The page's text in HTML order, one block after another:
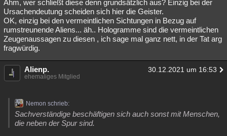
Ähm, wer schließt diese denn grundsätzlich aus? Einzig bei der
Ursachendeutung scheiden sich hier die Geister.
OK, einzig bei den vermeintlichen Sichtungen in Bezug auf
rumstreunende Aliens... äh.. Hologramme sind die vermeintlichen
Zeugenaussagen zu diesen , ich sage mal ganz nett, in der Tat arg
fragwürdig.
Alienp. 30.12.2021 um 16:53
ehemaliges Mitglied
Nemon schrieb:
Sachverständige beschäftigen sich auch sonst mit Menschen,
die neben der Spur sind.